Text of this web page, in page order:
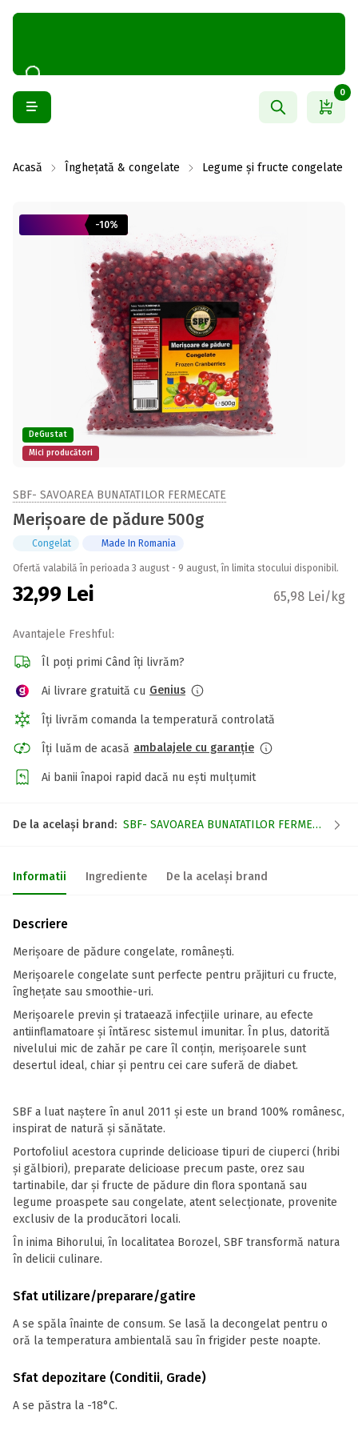
0
Acasă Înghețată & congelate Legume și fructe congelate
-10%
DeGustat
Mici producători
SBF- SAVOAREA BUNATATILOR FERMECATE
Merișoare de pădure 500g
Congelat Made In Romania
Ofertă valabilă în perioada 3 august - 9 august, în limita stocului disponibil.
32,99 Lei 65,98 Lei/kg
Avantajele Freshful:
Îl poți primi Când îți livrăm?
Ai livrare gratuită cu Genius
Îți livrăm comanda la temperatură controlată
Îți luăm de acasă ambalajele cu garanție
Ai banii înapoi rapid dacă nu ești mulțumit
De la același brand: SBF- SAVOAREA BUNATATILOR FERMECATE
Informatii Ingrediente De la același brand
Descriere
Merișoare de pădure congelate, românești.
Merișoarele congelate sunt perfecte pentru prăjituri cu fructe,
înghețate sau smoothie-uri.
Merișoarele previn și trataează infecțiile urinare, au efecte
antiinflamatoare și întăresc sistemul imunitar. În plus, datorită
nivelului mic de zahăr pe care îl conțin, merișoarele sunt
desertul ideal, chiar și pentru cei care suferă de diabet.
SBF a luat naștere în anul 2011 și este un brand 100% românesc,
inspirat de natură și sănătate.
Portofoliul acestora cuprinde delicioase tipuri de ciuperci (hribi
și gălbiori), preparate delicioase precum paste, orez sau
tartinabile, dar și fructe de pădure din flora spontană sau
legume proaspete sau congelate, atent selecționate, provenite
exclusiv de la producători locali.
În inima Bihorului, în localitatea Borozel, SBF transformă natura
în delicii culinare.
Sfat utilizare/preparare/gatire
A se spăla înainte de consum. Se lasă la decongelat pentru o
oră la temperatura ambientală sau în frigider peste noapte.
Sfat depozitare (Conditii, Grade)
A se păstra la -18°C.